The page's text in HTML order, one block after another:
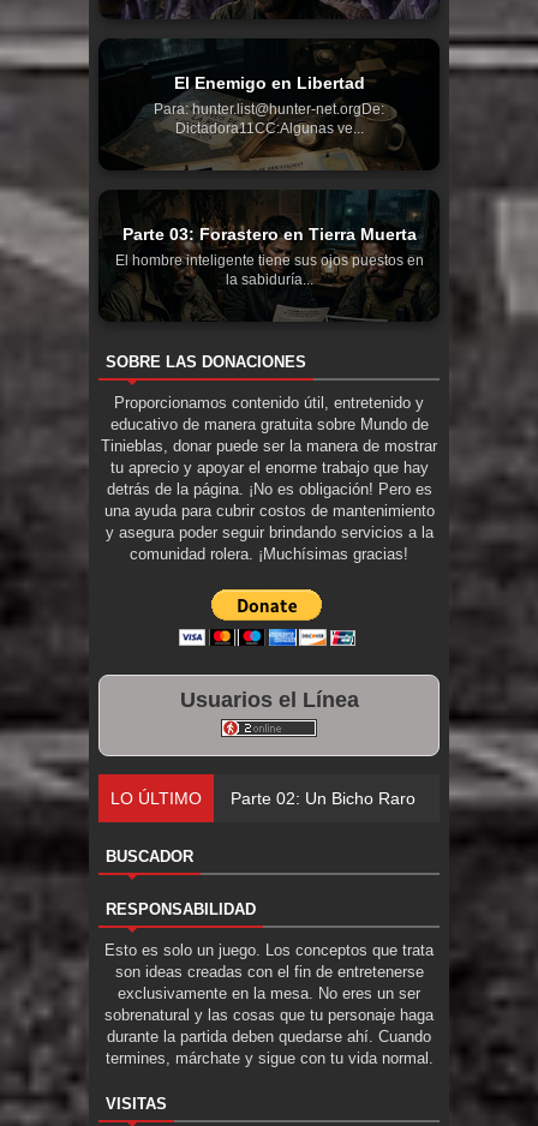
El Enemigo en Libertad
Para: hunter.list@hunter-net.orgDe:
Dictadora11CC:Algunas ve...
Parte 03: Forastero en Tierra Muerta
El hombre inteligente tiene sus ojos puestos en
la sabiduría...
SOBRE LAS DONACIONES
Proporcionamos contenido útil, entretenido y
educativo de manera gratuita sobre Mundo de
Tinieblas, donar puede ser la manera de mostrar
tu aprecio y apoyar el enorme trabajo que hay
detrás de la página. ¡No es obligación! Pero es
una ayuda para cubrir costos de mantenimiento
y asegura poder seguir brindando servicios a la
comunidad rolera. ¡Muchísimas gracias!
Usuarios el Línea
LO ÚLTIMO Parte 02: Un Bicho Raro
BUSCADOR
RESPONSABILIDAD
Esto es solo un juego. Los conceptos que trata
son ideas creadas con el fin de entretenerse
exclusivamente en la mesa. No eres un ser
sobrenatural y las cosas que tu personaje haga
durante la partida deben quedarse ahí. Cuando
termines, márchate y sigue con tu vida normal.
VISITAS